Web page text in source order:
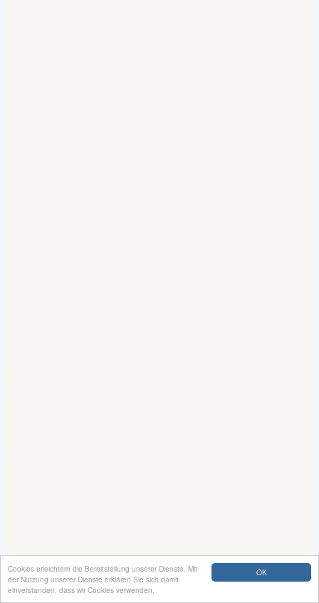
OK
Cookies erleichtern die Bereitstellung unserer Dienste. Mit
der Nutzung unserer Dienste erklären Sie sich damit
einverstanden, dass wir Cookies verwenden.